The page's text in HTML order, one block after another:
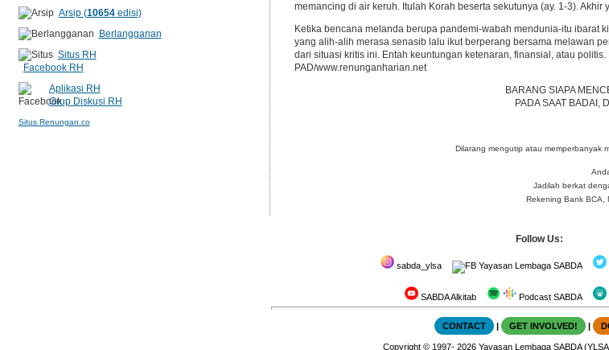
memancing di air keruh. Itulah Korah beserta sekutunya (ay. 1-3).
Ketika bencana melanda berupa pandemi-wabah mendunia-itu ibarat
yang alih-alih merasa senasib lalu ikut berperang bersama melawan
dari situasi kritis ini. Entah keuntungan ketenaran, finansial, atau
PAD/www.renunganharian.net
BARANG SIAPA
PADA SAAT BADAI,
Dilarang mengutip atau memperbanyak
Jadilah berkat
Rekening Bank BCA,
Arsip (10654edisi)
Berlangganan
Situs RH
Facebook RH
Aplikasi RH
Grup Diskusi RH
Situs Renungan.co
Follow Us:
sabda_ylsa Yayasan Lembaga SABDA
SABDA Alkitab Podcast SABDA
CONTACT | GET INVOLVED! |
Copyright© 1997- 2026 Yayasan Lembaga SABDA